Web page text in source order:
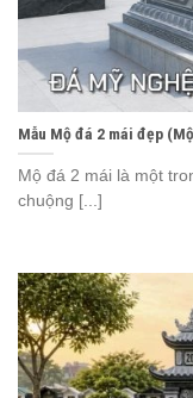
Mẫu Mộ đá 2 mái đẹp
Mộ đá 2 mái là một
chuộng [...]